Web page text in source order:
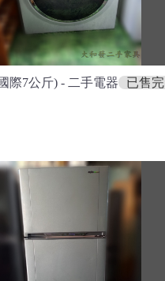
際7公斤) - 二手電器 已售完